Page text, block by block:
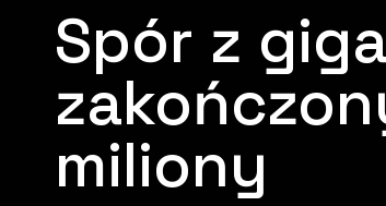
Spór z
miliony